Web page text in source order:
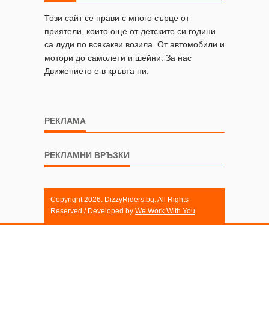
Този сайт се прави с много сърце от
приятели, които още от детските си години
са луди по всякакви возила. От автомобили и
мотори до самолети и шейни. За нас
Движението е в кръвта ни.
РЕКЛАМА
РЕКЛАМНИ ВРЪЗКИ
Copyright 2026. DizzyRiders.bg. All Rights
Reserved / Developed by We Work With You